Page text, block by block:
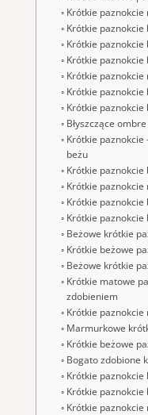
Krótkie
Krótkie
Krótkie
Krótkie
Krótkie
Krótkie
Krótkie
Błyszczące
Krótkie paznokcie
beżu
Krótkie
Krótkie
Krótkie
Krótkie paznokcie
Beżowe krótkie
Krótkie beżowe
Beżowe krótkie
Krótkie matowe
zdobieniem
Krótkie
Marmurkowe
Krótkie beżowe
Bogato zdobione
Krótkie
Krótkie
Krótkie